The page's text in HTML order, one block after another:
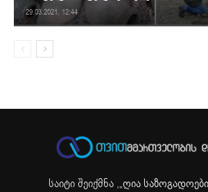
29.03.2021. 12:44
საიტი შეიქმნა ,„ღია